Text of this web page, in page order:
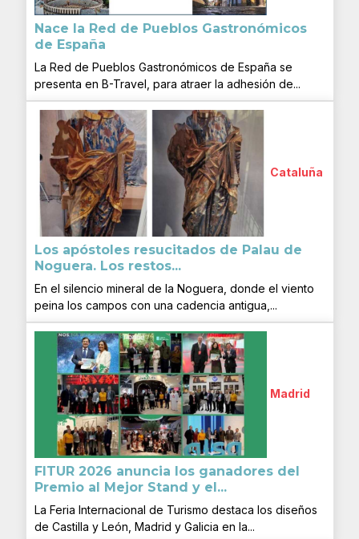
Nace la Red de Pueblos Gastronómicos
de España
La Red de Pueblos Gastronómicos de España se
presenta en B-Travel, para atraer la adhesión de...
Cataluña
Los apóstoles resucitados de Palau de
Noguera. Los restos...
En el silencio mineral de la Noguera, donde el viento
peina los campos con una cadencia antigua,...
Madrid
FITUR 2026 anuncia los ganadores del
Premio al Mejor Stand y el...
La Feria Internacional de Turismo destaca los diseños
de Castilla y León, Madrid y Galicia en la...